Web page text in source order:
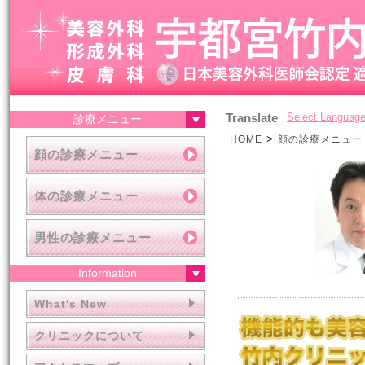
診療メニュー
顔の診療メニュー
体の診療メニュー
男性の診療メニュー
Information
What's New
クリニックについて
Translate Select Language
HOME > 顔の診療メニュー